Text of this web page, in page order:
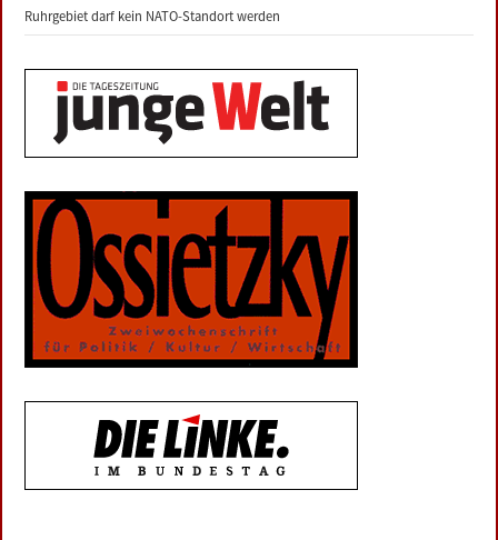
Ruhrgebiet darf kein NATO-Standort werden